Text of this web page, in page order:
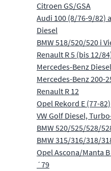
Citroen GS/GSA
Audi 100 (8/76-9/82)
Diesel
BMW 518/520/520 i
Renault R 5 (bis 12/
Mercedes-Benz
Mercedes-Benz 200-
Renault R 12
Opel Rekord E (77-82)
VW Golf Diesel,
BMW 520/525/528/
BMW 315/316/318/
Opel Ascona/Manta
´79